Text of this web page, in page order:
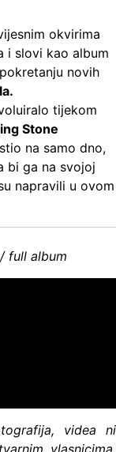
okvirima
i slovi kao album
novih
tijekom
Stone
na samo dno,
bi ga na svojoj
napravili u ovom
/ full album
videa ni